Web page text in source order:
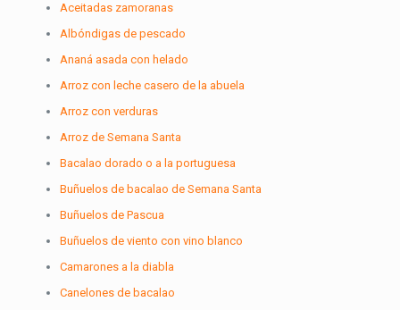
Aceitadas zamoranas
Albóndigas de pescado
Ananá asada con helado
Arroz con leche casero de la abuela
Arroz con verduras
Arroz de Semana Santa
Bacalao dorado o a la portuguesa
Buñuelos de bacalao de Semana Santa
Buñuelos de Pascua
Buñuelos de viento con vino blanco
Camarones a la diabla
Canelones de bacalao